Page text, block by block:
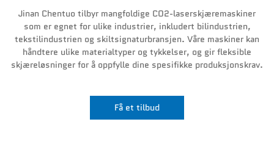
Kjøp
Video
Jinan Chentuo tilbyr mangfoldige CO2-laserskjæremaskiner
som er egnet for ulike industrier, inkludert bilindustrien,
tekstilindustrien og skiltsignaturbransjen. Våre maskiner kan
håndtere ulike materialtyper og tykkelser, og gir fleksible
skjæreløsninger for å oppfylle dine spesifikke produksjonskrav.
Få et tilbud